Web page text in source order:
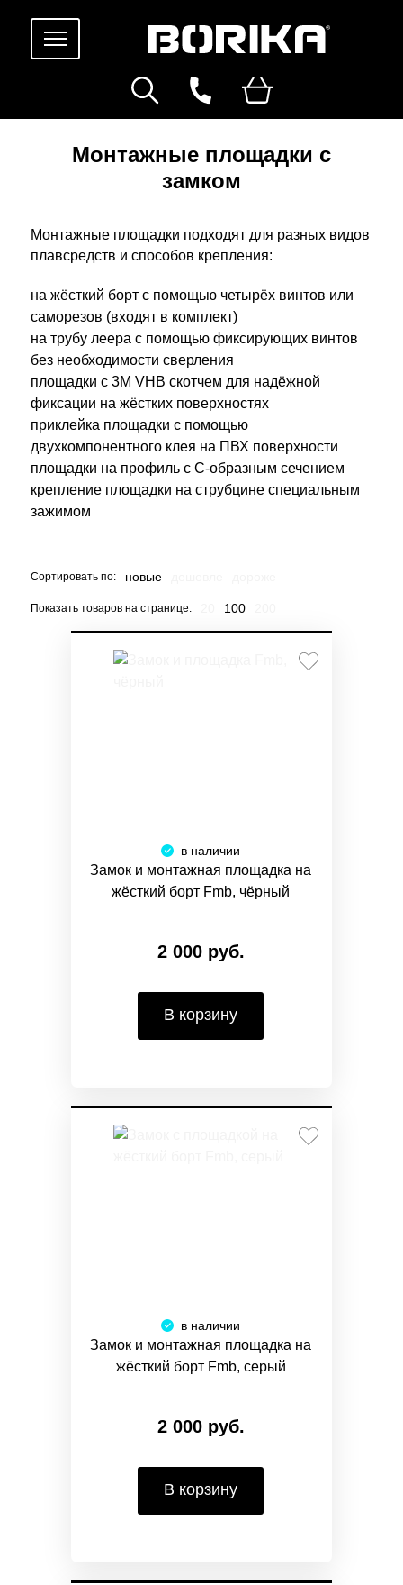
Монтажные площадки с
замком
Монтажные площадки подходят для разных видов
плавсредств и способов крепления:
на жёсткий борт с помощью четырёх винтов или
саморезов (входят в комплект)
на трубу леера с помощью фиксирующих винтов
без необходимости сверления
площадки с 3M VHB скотчем для надёжной
фиксации на жёстких поверхностях
приклейка площадки с помощью
двухкомпонентного клея на ПВХ поверхности
площадки на профиль с С-образным сечением
крепление площадки на струбцине специальным
зажимом
Сортировать по: новые
Показать товаров на странице: 100
в наличии
Замок и монтажная площадка на
жёсткий борт Fmb, чёрный
2 000 руб.
В корзину
в наличии
Замок и монтажная площадка на
жёсткий борт Fmb, серый
2 000 руб.
В корзину